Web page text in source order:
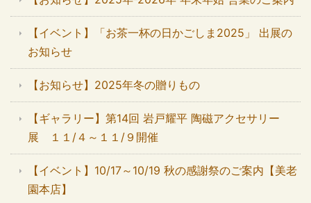
【イベント】「お茶一杯の日かごしま2025」 出展の
お知らせ
【お知らせ】2025年冬の贈りもの
【ギャラリー】第14回 岩戸耀平 陶磁アクセサリー
展 １１/４～１１/９開催
【イベント】10/17～10/19 秋の感謝祭のご案内【美老
園本店】